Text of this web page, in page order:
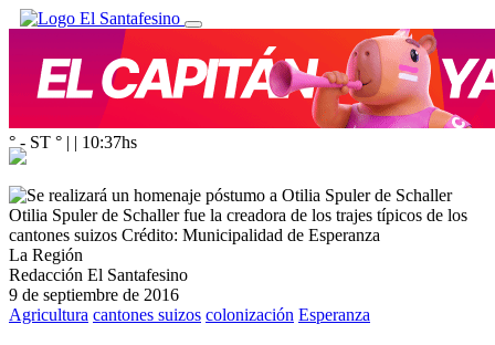
° - ST ° | | 10:37hs
Otilia Spuler de Schaller fue la creadora de los trajes típicos de los
cantones suizos Crédito: Municipalidad de Esperanza
La Región
Redacción El Santafesino
9 de septiembre de 2016
Agricultura cantones suizos colonización Esperanza